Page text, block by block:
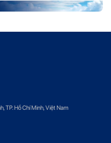
TP. Hồ Chí Minh, Việt Nam